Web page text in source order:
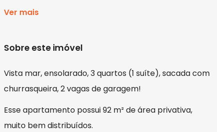
Ver mais
Sobre este imóvel
Vista mar, ensolarado, 3 quartos (1 suíte), sacada com
churrasqueira, 2 vagas de garagem!
Esse apartamento possui 92 m² de área privativa,
muito bem distribuídos.